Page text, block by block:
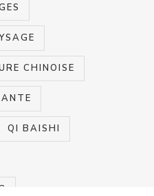
CHINOISE
QI BAISHI